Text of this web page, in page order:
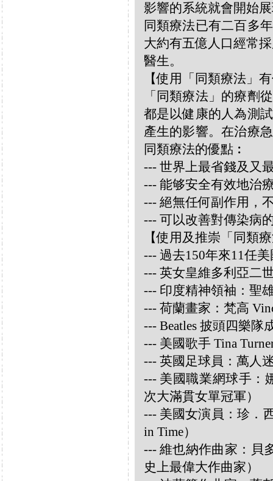
影響的系統就會開始
同類療法已有二百多
大約有五億人口經常
醫生。
【使用「同類療法」
「同類療法」的療劑
都是以健康的人為測
產生的影響。在治療
同類療法的優點︰
--- 世界上最省錢及又
--- 能够安全有效地治
--- 絕無任何副作用，
--- 可以改善對傳染病
【使用及推崇「同類
--- 過去150年來11任
--- 英女皇維多利亞二
--- 印度精神領袖：聖
--- 荷蘭畫家：梵高
--- Beatles 披頭四樂隊
--- 美國歌手 Tina
--- 英國足球員：萬人
--- 美國職業網球手：
次大滿貫女單冠軍）
--- 美國女演員：珍．
in Time）
--- 維也納作曲家：貝
史上最偉大作曲家）